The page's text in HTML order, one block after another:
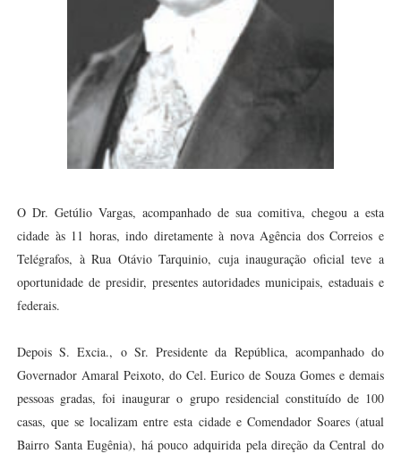
O Dr. Getúlio Vargas, acompanhado de sua comitiva, chegou a esta
cidade às 11 horas, indo diretamente à nova Agência dos Correios e
Telégrafos, à Rua Otávio Tarquinio, cuja inauguração oficial teve a
oportunidade de presidir, presentes autoridades municipais, estaduais e
federais.
Depois S. Excia., o Sr. Presidente da República, acompanhado do
Governador Amaral Peixoto, do Cel. Eurico de Souza Gomes e demais
pessoas gradas, foi inaugurar o grupo residencial constituído de 100
casas, que se localizam entre esta cidade e Comendador Soares (atual
Bairro Santa Eugênia), há pouco adquirida pela direção da Central do